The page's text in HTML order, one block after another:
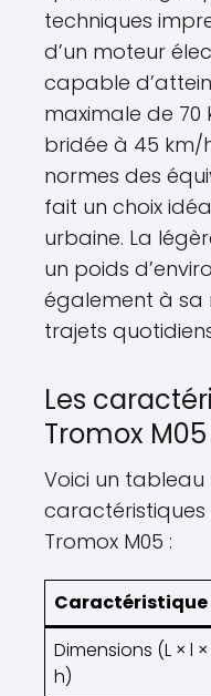
techniques
d’un moteur
capable
maximale de
bridée à 45 km/
normes des
fait un choix
urbaine. La
un poids
également à sa
trajets
Les
Tromox M05
Voici un
caractéristiques
Tromox M05 :
Caractéristique
Dimensions (L × l ×
h)